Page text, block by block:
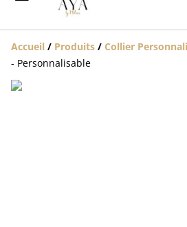
Accueil / Produits / Collier
- Personnalisable